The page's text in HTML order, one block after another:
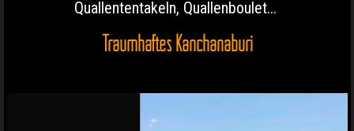
Quallententakeln, Quallenboulet...
Traumhaftes Kanchanaburi